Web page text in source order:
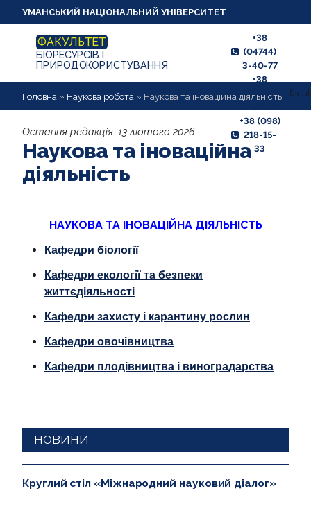
УМАНСЬКИЙ НАЦІОНАЛЬНИЙ УНІВЕРСИТЕТ
ФАКУЛЬТЕТ
БІОРЕСУРСІВ І
ПРИРОДОКОРИСТУВАННЯ
+38
(04744)
3-40-77
+38
(04744)
+38 (098)
218-15-
33
ПРО ФАКУЛЬТЕТ
АБІТУРІЄНТУ
СТУДЕНТУ
НАУКОВА РОБОТА
ВИХОВНА РОБОТА
МІЖНАРОДНІ ЗВ'ЯЗКИ,
ПРАЦЕВЛАШТУВАННЯ
Головна » Наукова робота » Наукова та іноваційна діяльність
Остання редакція: 13 лютого 2026
Наукова та іноваційна
діяльність
НАУКОВА ТА ІНОВАЦІЙНА ДІЯЛЬНІСТЬ
Кафедри біології
Кафедри екології та безпеки
життєдіяльності
Кафедри захисту і карантину рослин
Кафедри овочівництва
Кафедри плодівництва і виноградарства
НОВИНИ
Круглий стіл «Міжнародний науковий діалог»